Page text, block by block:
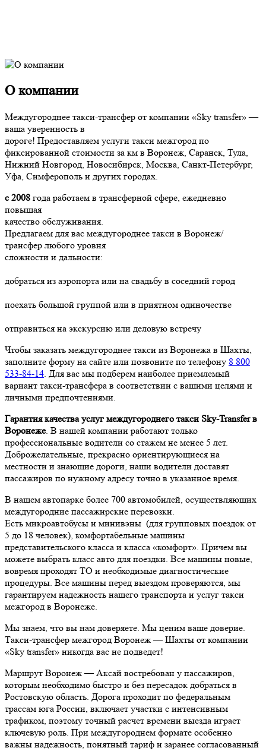
О компании
Междугороднее такси-трансфер от компании «Sky transfer» —
ваша уверенность в
дороге! Предоставляем услуги такси межгород по
фиксированной стоимости за км в Воронеж, Саранск, Тула,
Нижний Новгород, Новосибирск, Москва, Санкт-Петербург,
Уфа, Симферополь и других городах.
с 2008 года работаем в трансферной сфере, ежедневно
повышая
качество обслуживания.
Предлагаем для вас междугороднее такси в Воронеж/
трансфер любого уровня
сложности и дальности:
добраться из аэропорта или на свадьбу в соседний город
поехать большой группой или в приятном одиночестве
отправиться на экскурсию или деловую встречу
Чтобы заказать междугороднее такси из Воронежа в Шахты,
заполните форму на сайте или позвоните по телефону 8 800
533-84-14. Для вас мы подберем наиболее приемлемый
вариант такси-трансфера в соответствии с вашими целями и
личными предпочтениями.
Гарантия качества услуг междугороднего такси Sky-Transfer в
Воронеже. В нашей компании работают только
профессиональные водители со стажем не менее 5 лет.
Доброжелательные, прекрасно ориентирующиеся на
местности и знающие дороги, наши водители доставят
пассажиров по нужному адресу точно в указанное время.
В нашем автопарке более 700 автомобилей, осуществляющих
междугородние пассажирские перевозки.
Есть микроавтобусы и минивэны (для групповых поездок от
5 до 18 человек), комфортабельные машины
представительского класса и класса «комфорт». Причем вы
можете выбрать класс авто для поездки. Все машины новые,
вовремя проходят ТО и необходимые диагностические
процедуры. Все машины перед выездом проверяются, мы
гарантируем надежность нашего транспорта и услуг такси
межгород в Воронеже.
Мы знаем, что вы нам доверяете. Мы ценим ваше доверие.
Такси-трансфер межгород Воронеж — Шахты от компании
«Sky transfer» никогда вас не подведет!
Маршрут Воронеж — Аксай востребован у пассажиров,
которым необходимо быстро и без пересадок добраться в
Ростовскую область. Дорога проходит по федеральным
трассам юга России, включает участки с интенсивным
трафиком, поэтому точный расчет времени выезда играет
ключевую роль. При междугороднем формате особенно
важны надежность, понятный тариф и заранее согласованный